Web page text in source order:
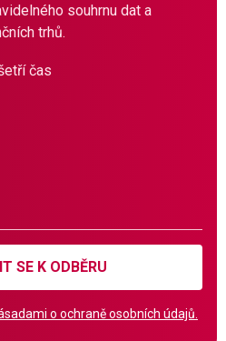
souhrnu dat a
trhů.
čas
SE K ODBĚRU
o ochraně osobních údajů.